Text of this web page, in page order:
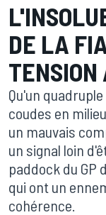
DE LA
TENSION
Qu'un
coudes en
un mauvais
un signal loin
paddock du GP
qui ont un
cohérence.